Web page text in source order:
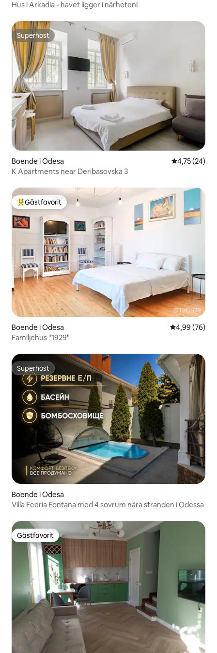
Hus i Arkadia - havet ligger i närheten!
Superhost
Superhost
Boende i Odesa 4,75 av 5 i
4,75 (24)
K Apartments near Deribasovska 3
Populär gästfavorit
Gästfavorit
Boende i Odesa 4,99 av 5 i
4,99 (76)
Familjehus "1929"
Superhost
Superhost
Boende i Odesa
Villa Feeria Fontana med 4 sovrum nära stranden i Odessa
Gästfavorit
Gästfavorit